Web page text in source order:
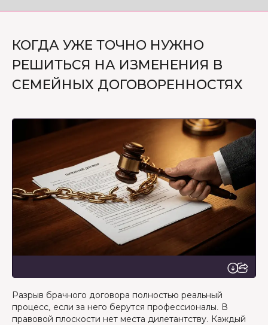
КОГДА УЖЕ ТОЧНО НУЖНО
РЕШИТЬСЯ НА ИЗМЕНЕНИЯ В
СЕМЕЙНЫХ ДОГОВОРЕННОСТЯХ
Разрыв брачного договора полностью реальный
процесс, если за него берутся профессионалы. В
правовой плоскости нет места дилетантству. Каждый